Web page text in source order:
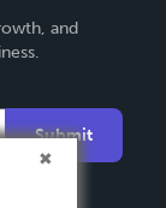
and
Submit